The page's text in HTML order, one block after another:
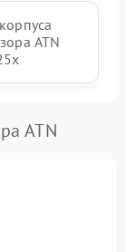
ATN
ATN